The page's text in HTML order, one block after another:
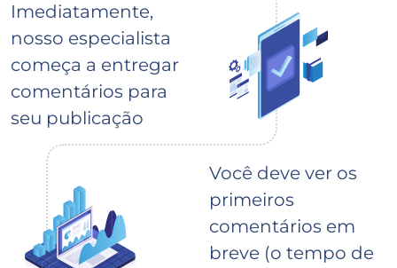
Imediatamente,
nosso especialista
começa a entregar
comentários para
seu publicação
Você deve ver os
primeiros
comentários em
breve (o tempo de